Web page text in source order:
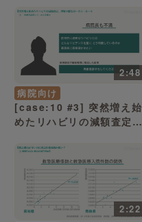
「患者の年齢に関係なく一
律に減点」（病院経営ケー
ススタディー）
2:48
病院向け
[case:10 #3] 突然増え始
めたリハビリの減額査定、
「“再審査請求して”の1点
張り」（病院経営ケースス
タディー）
2:22